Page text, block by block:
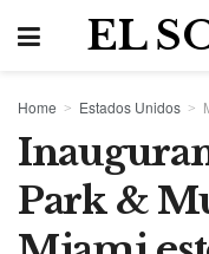
EL
Home Estados Unidos
Park &